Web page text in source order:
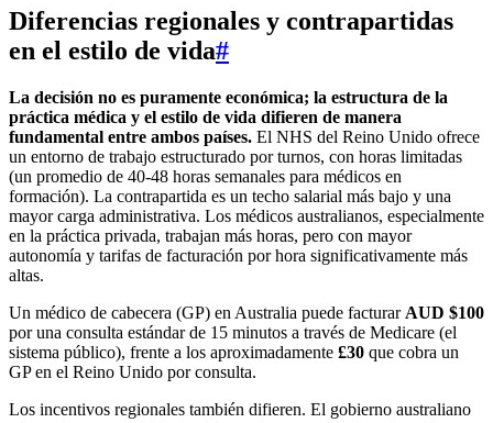
Diferencias regionales y contrapartidas
en el estilo de vida#
La decisión no es puramente económica; la estructura de la
práctica médica y el estilo de vida difieren de manera
fundamental entre ambos países. El NHS del Reino Unido ofrece
un entorno de trabajo estructurado por turnos, con horas limitadas
(un promedio de 40-48 horas semanales para médicos en
formación). La contrapartida es un techo salarial más bajo y una
mayor carga administrativa. Los médicos australianos, especialmente
en la práctica privada, trabajan más horas, pero con mayor
autonomía y tarifas de facturación por hora significativamente más
altas.
Un médico de cabecera (GP) en Australia puede facturar AUD $100
por una consulta estándar de 15 minutos a través de Medicare (el
sistema público), frente a los aproximadamente £30 que cobra un
GP en el Reino Unido por consulta.
Los incentivos regionales también difieren. El gobierno australiano